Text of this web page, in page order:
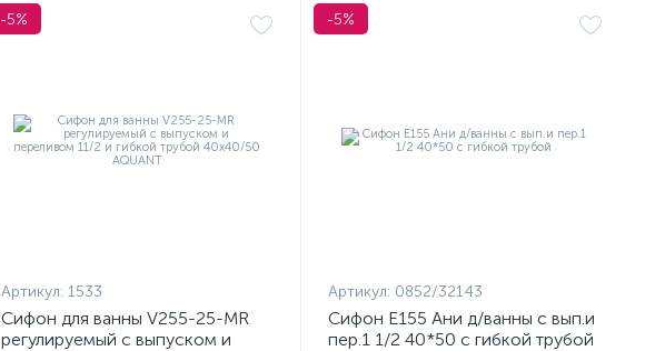
-5%
Артикул: 1533
Сифон для ванны V255-25-MR
регулируемый с выпуском и
-5%
Артикул: 0852/32143
Сифон Е155 Ани д/ванны с вып.и
пер.1 1/2 40*50 с гибкой трубой